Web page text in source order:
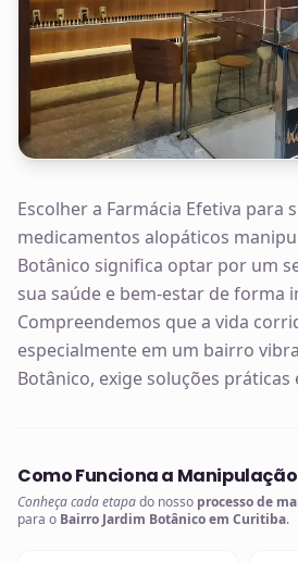
Escolher a Farmácia Efetiva para
medicamentos alopáticos
Botânico significa optar por um
sua saúde e bem-estar de forma
Compreendemos que a vida
especialmente em um bairro
Botânico, exige soluções práticas
Como Funciona a Manipulação
Conheça cada etapado nosso processo de
para o Bairro Jardim Botânico em Curitiba.